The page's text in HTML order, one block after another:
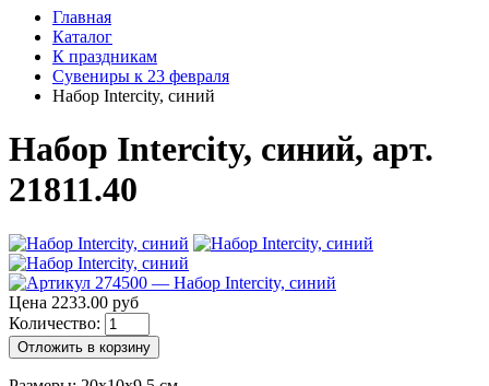
Главная
Каталог
К праздникам
Сувениры к 23 февраля
Набор Intercity, синий
Набор Intercity, синий, арт.
21811.40
Цена 2233.00 руб
Количество:
Отложить в корзину